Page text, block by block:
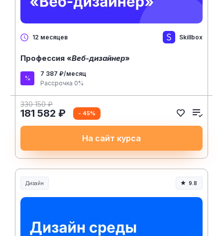
12 месяцев Skillbox
Профессия «Веб-дизайнер»
7 387 ₽/месяц
Рассрочка 0%
330 150 ₽
181 582 ₽ - 45%
На сайт курса
Дизайн 9.8